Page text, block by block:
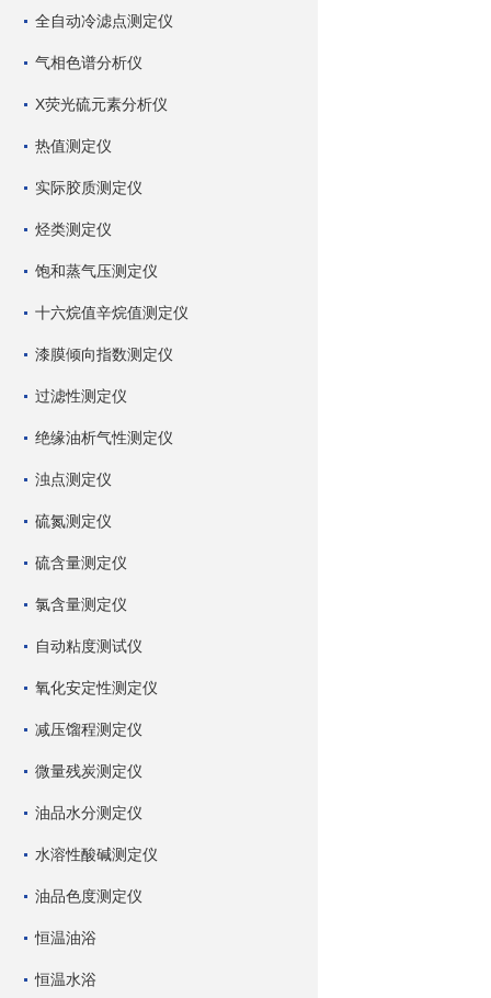
全自动冷滤点测定仪
气相色谱分析仪
X荧光硫元素分析仪
热值测定仪
实际胶质测定仪
烃类测定仪
饱和蒸气压测定仪
十六烷值辛烷值测定仪
漆膜倾向指数测定仪
过滤性测定仪
绝缘油析气性测定仪
浊点测定仪
硫氮测定仪
硫含量测定仪
氯含量测定仪
自动粘度测试仪
氧化安定性测定仪
减压馏程测定仪
微量残炭测定仪
油品水分测定仪
水溶性酸碱测定仪
油品色度测定仪
恒温油浴
恒温水浴